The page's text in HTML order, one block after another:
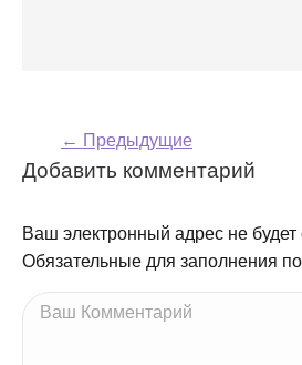
Навигация по
комментариям
← Предыдущие
Добавить комментарий
Ваш электронный адрес не будет
Обязательные для заполнения
Ваш Комментарий